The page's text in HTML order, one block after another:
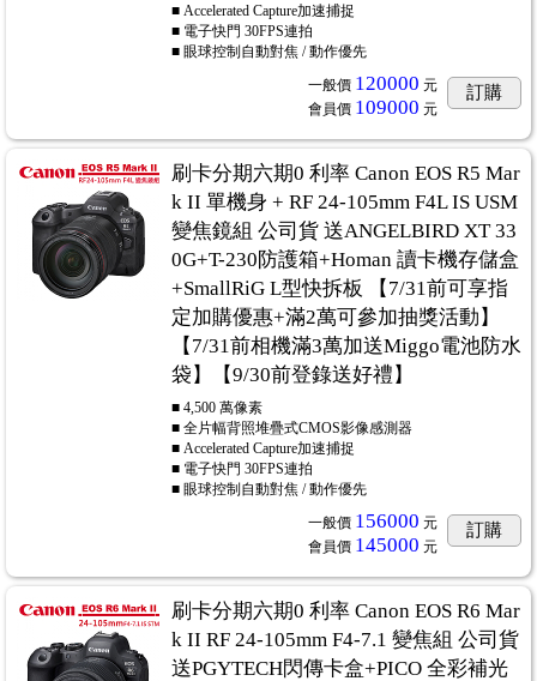
■ Accelerated Capture加速捕捉
■ 電子快門 30FPS連拍
■ 眼球控制自動對焦 / 動作優先
一般價 120000 元
會員價 109000 元
訂購
刷卡分期六期0 利率 Canon EOS R5 Mar
k II 單機身 + RF 24-105mm F4L IS USM
變焦鏡組 公司貨 送ANGELBIRD XT 33
0G+T-230防護箱+Homan 讀卡機存儲盒
+SmallRiG L型快拆板 【7/31前可享指
定加購優惠+滿2萬可參加抽獎活動】
【7/31前相機滿3萬加送Miggo電池防水
袋】【9/30前登錄送好禮】
■ 4,500 萬像素
■ 全片幅背照堆疊式CMOS影像感測器
■ Accelerated Capture加速捕捉
■ 電子快門 30FPS連拍
■ 眼球控制自動對焦 / 動作優先
一般價 156000 元
會員價 145000 元
訂購
刷卡分期六期0 利率 Canon EOS R6 Mar
k II RF 24-105mm F4-7.1 變焦組 公司貨
送PGYTECH閃傳卡盒+PICO 全彩補光